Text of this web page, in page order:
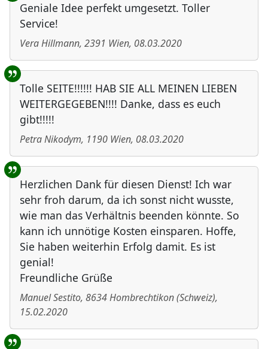
Geniale Idee perfekt umgesetzt. Toller
Service!
Vera Hillmann, 2391 Wien, 08.03.2020
Tolle SEITE!!!!!! HAB SIE ALL MEINEN LIEBEN
WEITERGEGEBEN!!!! Danke, dass es euch
gibt!!!!!
Petra Nikodym, 1190 Wien, 08.03.2020
Herzlichen Dank für diesen Dienst! Ich war
sehr froh darum, da ich sonst nicht wusste,
wie man das Verhältnis beenden könnte. So
kann ich unnötige Kosten einsparen. Hoffe,
Sie haben weiterhin Erfolg damit. Es ist
genial!
Freundliche Grüße
Manuel Sestito, 8634Hombrechtikon(Schweiz),
15.02.2020